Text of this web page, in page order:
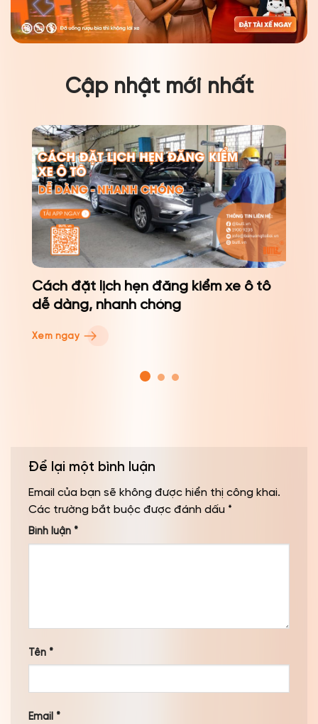
Cập nhật mới nhất
Cách đặt lịch hẹn đăng kiểm xe ô tô
dễ dàng, nhanh chóng
Xem ngay
Để lại một bình luận
Email của bạn sẽ không được hiển thị công khai.
Các trường bắt buộc được đánh dấu *
Bình luận *
Tên *
Email *